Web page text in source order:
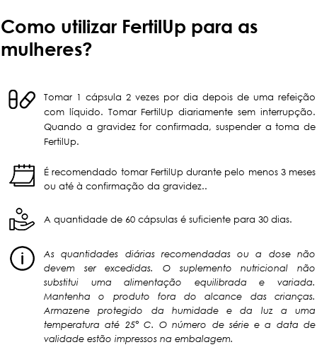
Como utilizar FertilUp para as
mulheres?
Tomar 1 cápsula 2 vezes por dia depois de uma refeição
com líquido. Tomar FertilUp diariamente sem interrupção.
Quando a gravidez for confirmada, suspender a toma de
FertilUp.
É recomendado tomar FertilUp durante pelo menos 3 meses
ou até à confirmação da gravidez..
A quantidade de 60 cápsulas é suficiente para 30 dias.
As quantidades diárias recomendadas ou a dose não
devem ser excedidas. O suplemento nutricional não
substitui uma alimentação equilibrada e variada.
Mantenha o produto fora do alcance das crianças.
Armazene protegido da humidade e da luz a uma
temperatura até 25° C. O número de série e a data de
validade estão impressos na embalagem.